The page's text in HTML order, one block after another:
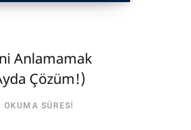
Anlamamak
Çözüm!)
SÜRESI